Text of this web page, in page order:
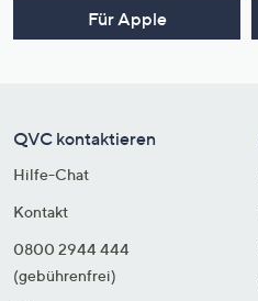
Für Apple
QVC kontaktieren
Hilfe-Chat
Kontakt
0800 2944 444
(gebührenfrei)